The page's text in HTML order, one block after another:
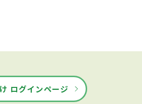
ログインページ